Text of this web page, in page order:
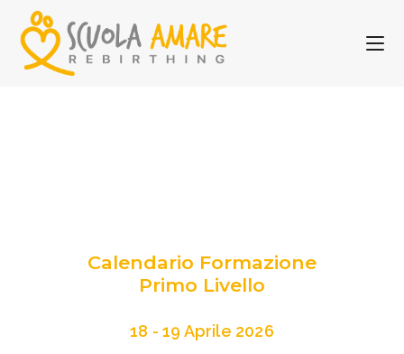
Calendario Formazione
Primo Livello
18 - 19 Aprile 2026